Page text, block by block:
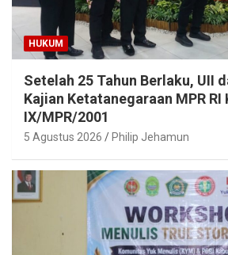
HUKUM
Setelah 25 Tahun Berlaku, UII
Kajian Ketatanegaraan MPR RI
IX/MPR/2001
5 Agustus 2026 Philip Jehamun